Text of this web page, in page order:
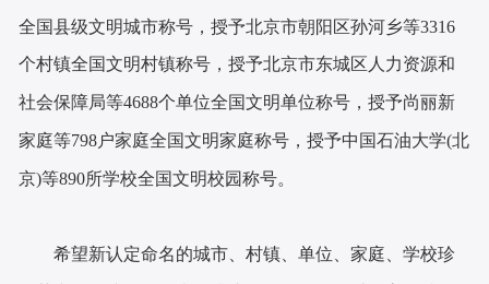
全国县级文明城市称号，授予北京市朝阳区孙河乡等3316
个村镇全国文明村镇称号，授予北京市东城区人力资源和
社会保障局等4688个单位全国文明单位称号，授予尚丽新
家庭等798户家庭全国文明家庭称号，授予中国石油大学(北
京)等890所学校全国文明校园称号。
希望新认定命名的城市、村镇、单位、家庭、学校珍